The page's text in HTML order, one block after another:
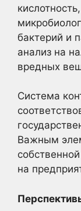
бактерий и
анализ на
вредных
Система
Важным
на